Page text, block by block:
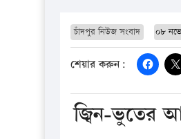
চাঁদপুর নিউজ সংবাদ ০৮
শেয়ার করুন:
জ্বিন-ভুতের